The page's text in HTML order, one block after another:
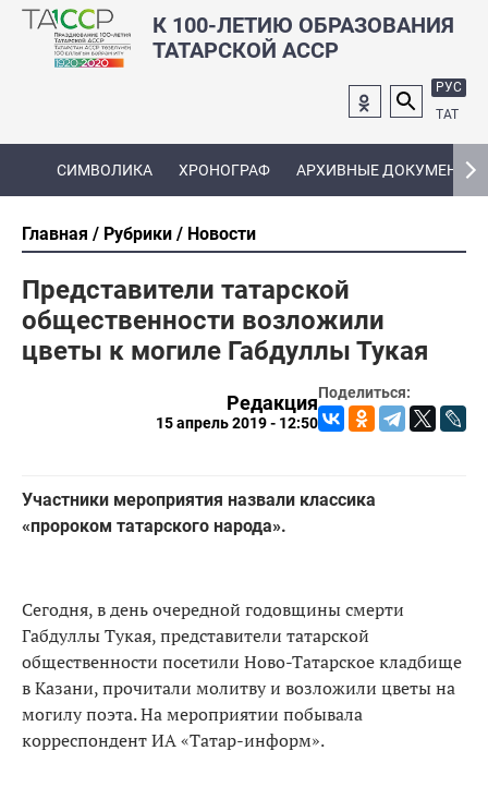
К 100-ЛЕТИЮ ОБРАЗОВАНИЯ
ТАТАРСКОЙ АССР
РУС
ТАТ
СИМВОЛИКА ХРОНОГРАФ АРХИВНЫЕ ДОКУМЕНТЫ
Главная Рубрики Новости
Представители татарской
общественности возложили
цветы к могиле Габдуллы Тукая
Поделиться:
Редакция
15 апрель 2019 - 12:50
Участники мероприятия назвали классика
«пророком татарского народа».
Сегодня, в день очередной годовщины смерти
Габдуллы Тукая, представители татарской
общественности посетили Ново-Татарское кладбище
в Казани, прочитали молитву и возложили цветы на
могилу поэта. На мероприятии побывала
корреспондент ИА «Татар-информ».